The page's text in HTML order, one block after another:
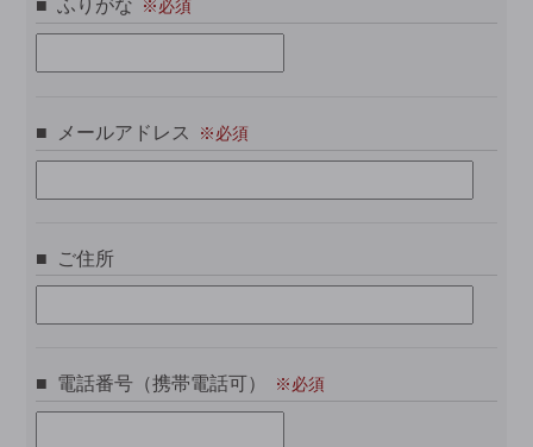
ふりがな
メールアドレス
ご住所
電話番号（携帯電話可）